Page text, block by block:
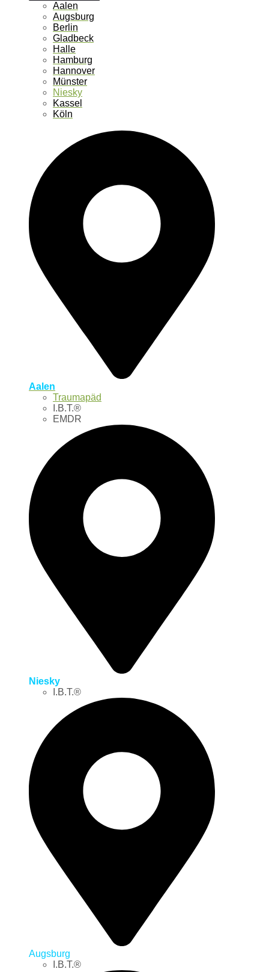
Aalen
Augsburg
Berlin
Gladbeck
Halle
Hamburg
Hannover
Münster
Niesky
Kassel
Köln
Aalen
Traumapäd
I.B.T.®
EMDR
Niesky
I.B.T.®
Augsburg
I.B.T.®